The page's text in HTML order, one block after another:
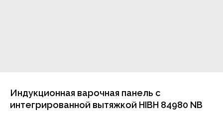
Индукционная варочная панель с
интегрированной вытяжкой HIBH 84980 NB